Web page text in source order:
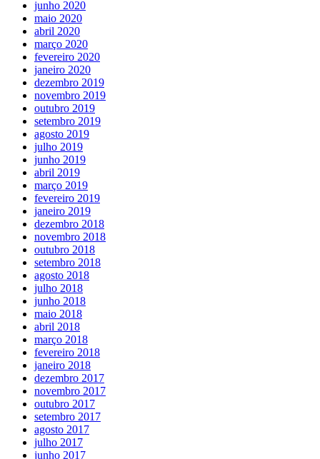
junho 2020
maio 2020
abril 2020
março 2020
fevereiro 2020
janeiro 2020
dezembro 2019
novembro 2019
outubro 2019
setembro 2019
agosto 2019
julho 2019
junho 2019
abril 2019
março 2019
fevereiro 2019
janeiro 2019
dezembro 2018
novembro 2018
outubro 2018
setembro 2018
agosto 2018
julho 2018
junho 2018
maio 2018
abril 2018
março 2018
fevereiro 2018
janeiro 2018
dezembro 2017
novembro 2017
outubro 2017
setembro 2017
agosto 2017
julho 2017
junho 2017